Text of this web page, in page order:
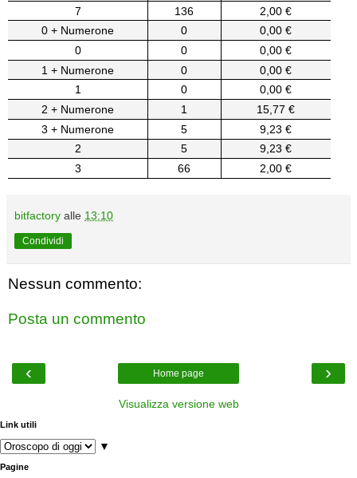
7
136
2,00 €
0 + Numerone
0
0,00 €
0
0
0,00 €
1 + Numerone
0
0,00 €
1
0
0,00 €
2 + Numerone
1
15,77 €
3 + Numerone
5
9,23 €
2
5
9,23 €
3
66 2,00 €
bitfactory alle 13:10
Condividi
Nessun commento:
Posta un commento
‹ ›
Home page
Visualizza versione web
Link utili
▼
Pagine